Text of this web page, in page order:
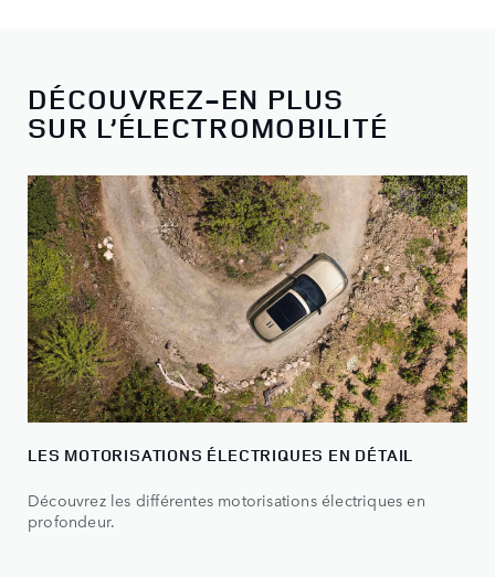
DÉCOUVREZ-EN PLUS
SUR L’ÉLECTROMOBILITÉ
LES MOTORISATIONS ÉLECTRIQUES EN DÉTAIL
Découvrez les différentes motorisations électriques en
profondeur.